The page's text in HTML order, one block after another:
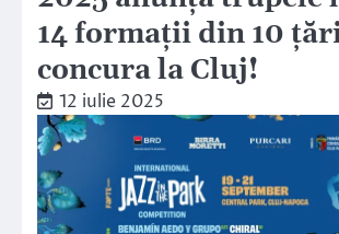
14 formații din 10
concura la Cluj!
12 iulie 2025